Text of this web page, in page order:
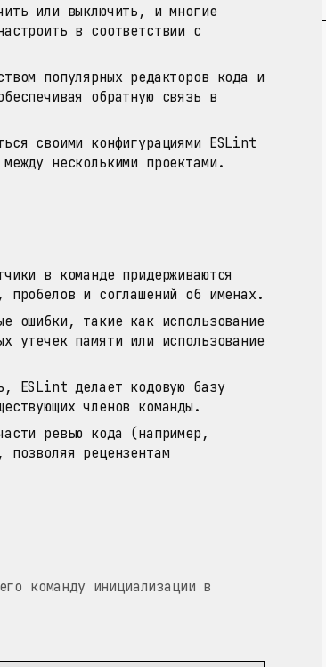
или выключить, и многие
в соответствии с
популярных редакторов кода и
обратную связь в
своими конфигурациями ESLint
несколькими проектами.
в команде придерживаются
пробелов и соглашений об именах.
ошибки, такие как использование
утечек памяти или использование
ESLint делает кодовую базу
членов команды.
ревью кода (например,
рецензентам
команду инициализации в